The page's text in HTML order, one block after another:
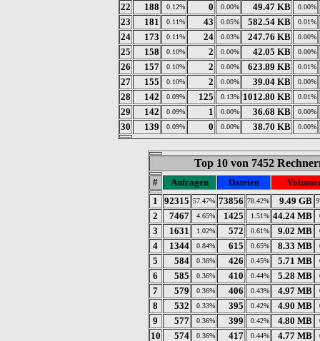
22 188 0.12% 0 0.00% 49.47 KB 0.00%
23 181 0.11% 43 0.05% 582.54 KB 0.01%
24 173 0.11% 24 0.03% 247.76 KB 0.00%
25 158 0.10% 2 0.00% 42.05 KB 0.00%
26 157 0.10% 2 0.00% 623.89 KB 0.01%
27 155 0.10% 2 0.00% 39.04 KB 0.00%
28 142 0.09% 125 0.13% 1012.80 KB 0.01%
29 142 0.09% 1 0.00% 36.68 KB 0.00%
30 139 0.09% 0 0.00% 38.70 KB 0.00%
Top 10 von 7452
# Anfragen Dateien
1
92315 57.47% 73856 78.42% 9.49 GB
2 7467 4.65% 1425 1.51% 44.24 MB
3 1631 1.02% 572 0.61% 9.02 MB
4 1344 0.84% 615 0.65% 8.33 MB
5 584 0.36% 426 0.45% 5.71 MB
6 585 0.36% 410 0.44% 5.28 MB
7 579 0.36% 406 0.43% 4.97 MB
8 532 0.33% 395 0.42% 4.90 MB
9 577 0.36% 399 0.42% 4.80 MB
10 574 0.36% 417 0.44% 4.77 MB